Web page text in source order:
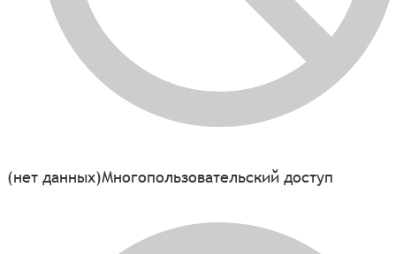
(нет данных)Многопользовательский доступ